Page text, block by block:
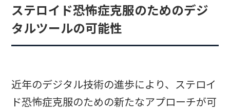
ステロイド恐怖症克服のためのデジ
タルツールの可能性
近年のデジタル技術の進歩により、ステロイ
ド恐怖症克服のための新たなアプローチが可